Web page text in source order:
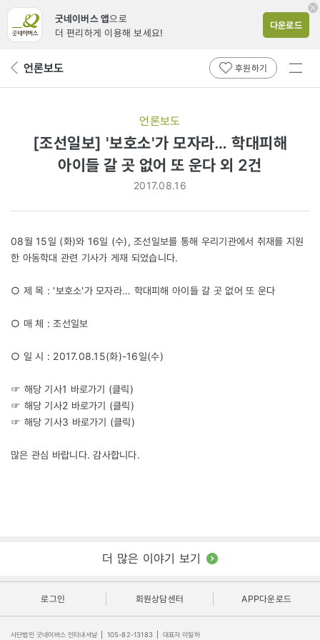
굿네이버스 앱으로
더 편리하게 이용해 보세요!
다운로드
뒤 언론보도 후원하기
전체
언론보도
[조선일보] '보호소'가 모자라… 학대피해
아이들 갈 곳 없어 또 운다 외 2건
2017.08.16
08월 15일 (화)와 16일 (수), 조선일보를 통해 우리기관에서 취재를 지원
한 아동학대 관련 기사가 게재 되었습니다.
○ 제 목 : '보호소'가 모자라… 학대피해 아이들 갈 곳 없어 또 운다
○ 매 체 : 조선일보
○ 일 시 : 2017.08.15(화)-16일(수)
☞ 해당 기사1 바로가기 (클릭)
☞ 해당 기사2 바로가기 (클릭)
☞ 해당 기사3 바로가기 (클릭)
많은 관심 바랍니다. 감사합니다.
더 많은 이야기 보기
로그인 회원상담센터 APP다운로드
사단법인 굿네이버스 인터내셔날 105-82-13183 대표자 이일하